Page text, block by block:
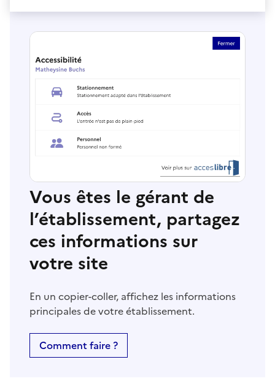
Vous êtes le gérant de
l’établissement, partagez
ces informations sur
votre site
En un copier-coller, affichez les informations
principales de votre établissement.
Comment faire ?